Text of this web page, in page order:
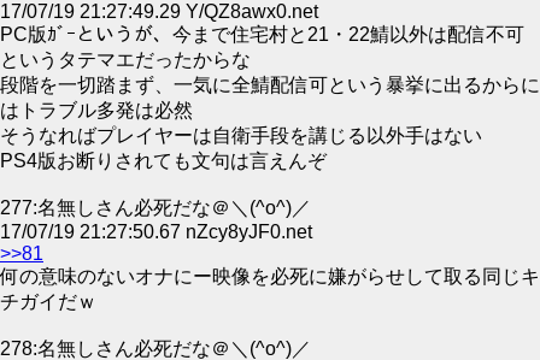
17/07/19 21:27:49.29 Y/QZ8awx0.net
PC版ｶﾞｰというが、今まで住宅村と21・22鯖以外は配信不可
というタテマエだったからな
段階を一切踏まず、一気に全鯖配信可という暴挙に出るからに
はトラブル多発は必然
そうなればプレイヤーは自衛手段を講じる以外手はない
PS4版お断りされても文句は言えんぞ
277:名無しさん必死だな＠＼(^o^)／
17/07/19 21:27:50.67 nZcy8yJF0.net
>>81
何の意味のないオナにー映像を必死に嫌がらせして取る同じキ
チガイだｗ
278:名無しさん必死だな＠＼(^o^)／